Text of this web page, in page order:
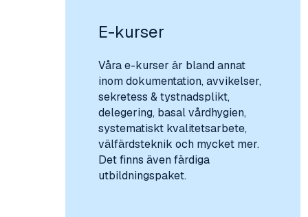
E-kurser
Våra e-kurser är bland annat
inom dokumentation, avvikelser,
sekretess & tystnadsplikt,
delegering, basal vårdhygien,
systematiskt kvalitetsarbete,
välfärdsteknik och mycket mer.
Det finns även färdiga
utbildningspaket.